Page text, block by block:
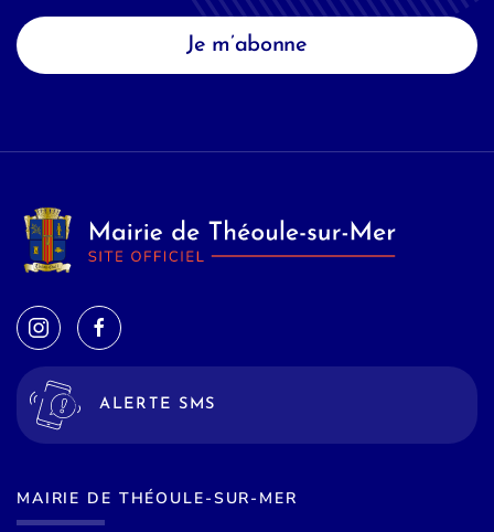
Je m’abonne
ALERTE SMS
MAIRIE DE THÉOULE-SUR-MER